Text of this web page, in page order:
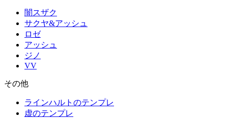
闇スザク
サクヤ&アッシュ
ロゼ
アッシュ
ジノ
VV
その他
ラインハルトのテンプレ
虚のテンプレ